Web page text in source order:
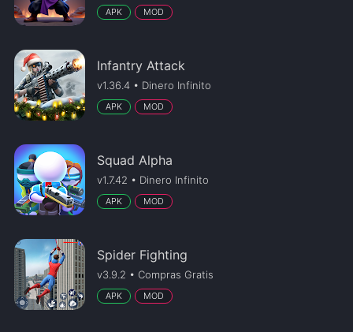
APK MOD
Infantry Attack
v1.36.4 • Dinero Infinito
APK MOD
Squad Alpha
v1.7.42 • Dinero Infinito
APK MOD
Spider Fighting
v3.9.2 • Compras Gratis
APK MOD